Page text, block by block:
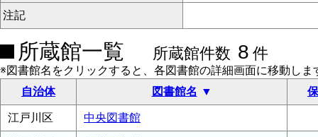
注記
所蔵館一覧 所蔵館件数 8 件
※図書館名をクリックすると、各図書館の詳細画面に移動しま
自治体
図書館名
江戸川区 中央図書館